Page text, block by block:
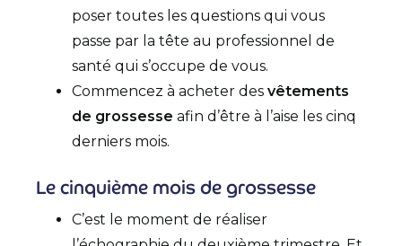
poser toutes les questions qui vous
passe par la tête au professionnel de
santé qui s’occupe de vous.
Commencez à acheter des vêtements
de grossesse afin d’être à l’aise les cinq
derniers mois.
Le cinquième mois de grossesse
C’est le moment de réaliser